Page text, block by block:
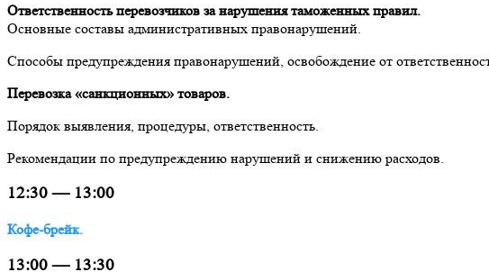
Ответственность перевозчиков за нарушения таможенных правил.
Основные составы административных правонарушений.
Способы предупреждения правонарушений, освобождение от
Перевозка «санкционных» товаров.
Порядок выявления, процедуры, ответственность.
Рекомендации по предупреждению нарушений и снижению расходов.
12:30 — 13:00
Кофе-брейк.
13:00 — 13:30